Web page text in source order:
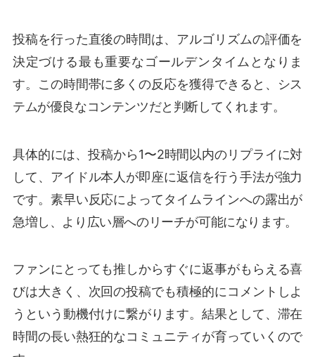
投稿を行った直後の時間は、アルゴリズムの評価を
決定づける最も重要なゴールデンタイムとなりま
す。この時間帯に多くの反応を獲得できると、シス
テムが優良なコンテンツだと判断してくれます。
具体的には、投稿から1〜2時間以内のリプライに対
して、アイドル本人が即座に返信を行う手法が強力
です。素早い反応によってタイムラインへの露出が
急増し、より広い層へのリーチが可能になります。
ファンにとっても推しからすぐに返事がもらえる喜
びは大きく、次回の投稿でも積極的にコメントしよ
うという動機付けに繋がります。結果として、滞在
時間の長い熱狂的なコミュニティが育っていくので